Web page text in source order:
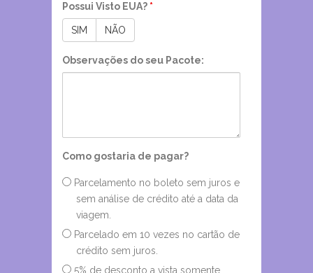
Possui Visto EUA? *
SIM NÃO
Observações do seu Pacote:
Como gostaria de pagar?
Parcelamento no boleto sem juros e
sem análise de crédito até a data da
viagem.
Parcelado em 10 vezes no cartão de
crédito sem juros.
5% de desconto a vista somente